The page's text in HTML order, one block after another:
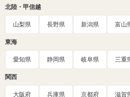
北陸・甲信越
山梨県 長野県 新潟県 富山
東海
愛知県 静岡県 岐阜県 三重
関西
大阪府 兵庫県 京都府 滋賀